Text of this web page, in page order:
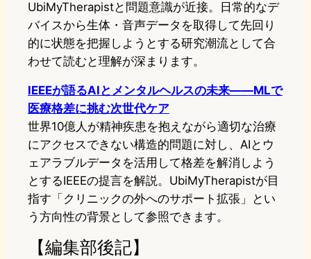
UbiMyTherapistと問題意識が近接。日常的なデ
バイスから生体・音声データを取得して先回り
的に状態を把握しようとする研究潮流として合
わせて読むと理解が深まります。
IEEEが語るAIとメンタルヘルスの未来——MLで
医療格差に挑む次世代ケア
世界10億人が精神疾患を抱えながら適切な治療
にアクセスできない構造的問題に対し、AIとウ
ェアラブルデータを活用して格差を解消しよう
とするIEEEの提言を解説。UbiMyTherapistが目
指す「クリニックの外へのサポート拡張」とい
う方向性の背景として参照できます。
【編集部後記】